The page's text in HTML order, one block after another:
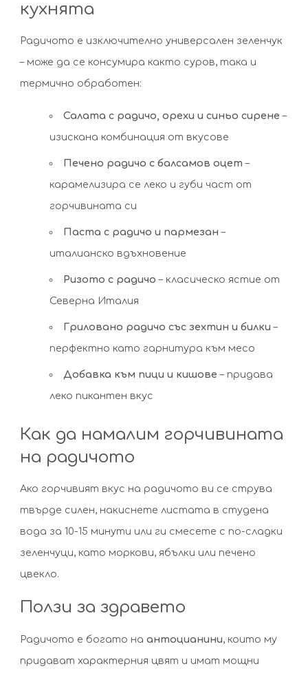
кухнята
Радичото е изключително универсален зеленчук
– може да се консумира както суров, така и
термично обработен:
Салата с радичо, орехи и синьо сирене –
изискана комбинация от вкусове
Печено радичо с балсамов оцет –
карамелизира се леко и губи част от
горчивината си
Паста с радичо и пармезан –
италианско вдъхновение
Ризото с радичо – класическо ястие от
Северна Италия
Гриловано радичо със зехтин и билки –
перфектно като гарнитура към месо
Добавка към пици и кишове – придава
леко пикантен вкус
Как да намалим горчивината
на радичото
Ако горчивият вкус на радичото ви се струва
твърде силен, накиснете листата в студена
вода за 10-15 минути или ги смесете с по-сладки
зеленчуци, като моркови, ябълки или печено
цвекло.
Ползи за здравето
Радичото е богато на антоцианини, които му
придават характерния цвят и имат мощни